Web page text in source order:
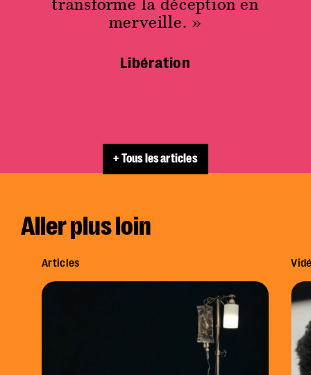
transforme la déception en
merveille. »
Libération
+ Tous les articles
Aller plus loin
Articles